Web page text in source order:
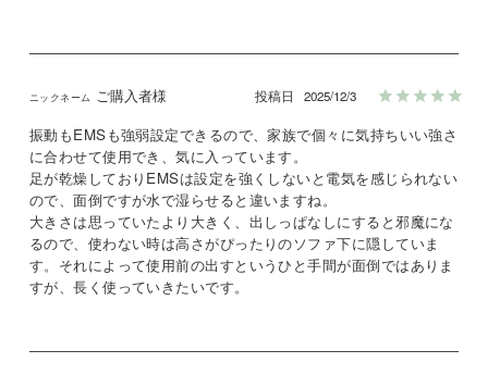
ご購入者様 投稿日 2025/12/3
振動もEMSも強弱設定できるので、家族で個々に気持ちいい強さ
に合わせて使用でき、気に入っています。
足が乾燥しておりEMSは設定を強くしないと電気を感じられない
ので、面倒ですが水で湿らせると違いますね。
大きさは思っていたより大きく、出しっぱなしにすると邪魔にな
るので、使わない時は高さがぴったりのソファ下に隠していま
す。それによって使用前の出すというひと手間が面倒ではありま
すが、長く使っていきたいです。